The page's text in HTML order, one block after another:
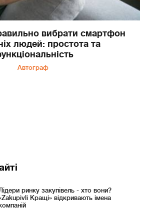
вибрати смартфон
людей: простота та
Автограф
ринку закупівель - хто вони?
Кращі» відкривають імена